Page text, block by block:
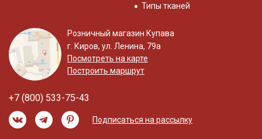
Типы тканей
Розничный магазин Купава
г. Киров, ул. Ленина, 79а
Посмотреть на карте
Построить маршрут
+7 (800) 533-75-43
Подписаться на рассылку